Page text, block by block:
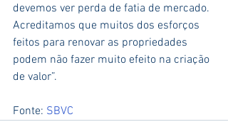
devemos ver perda de fatia de mercado.
Acreditamos que muitos dos esforços
feitos para renovar as propriedades
podem não fazer muito efeito na criação
de valor”.
Fonte: SBVC